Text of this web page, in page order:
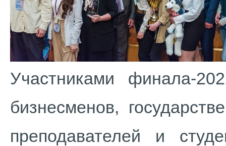
Участниками финала-
бизнесменов,
преподавателей и